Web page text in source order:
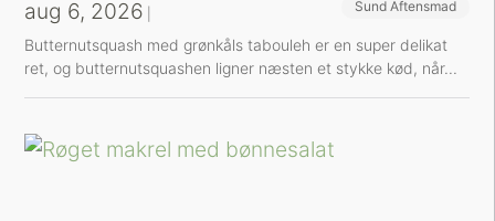
aug 6, 2026 Sund Aftensmad
Butternutsquash med grønkåls tabouleh er en super delikat
ret, og butternutsquashen ligner næsten et stykke kød, når...